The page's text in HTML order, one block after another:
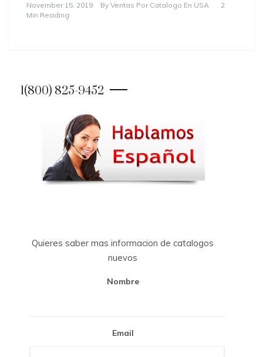
November 15, 2019 By Ventas Por Catalogo En USA
2
Min Reading
1(800) 825-9452
Quieres saber mas informacion de catalogos
nuevos
Nombre
Email